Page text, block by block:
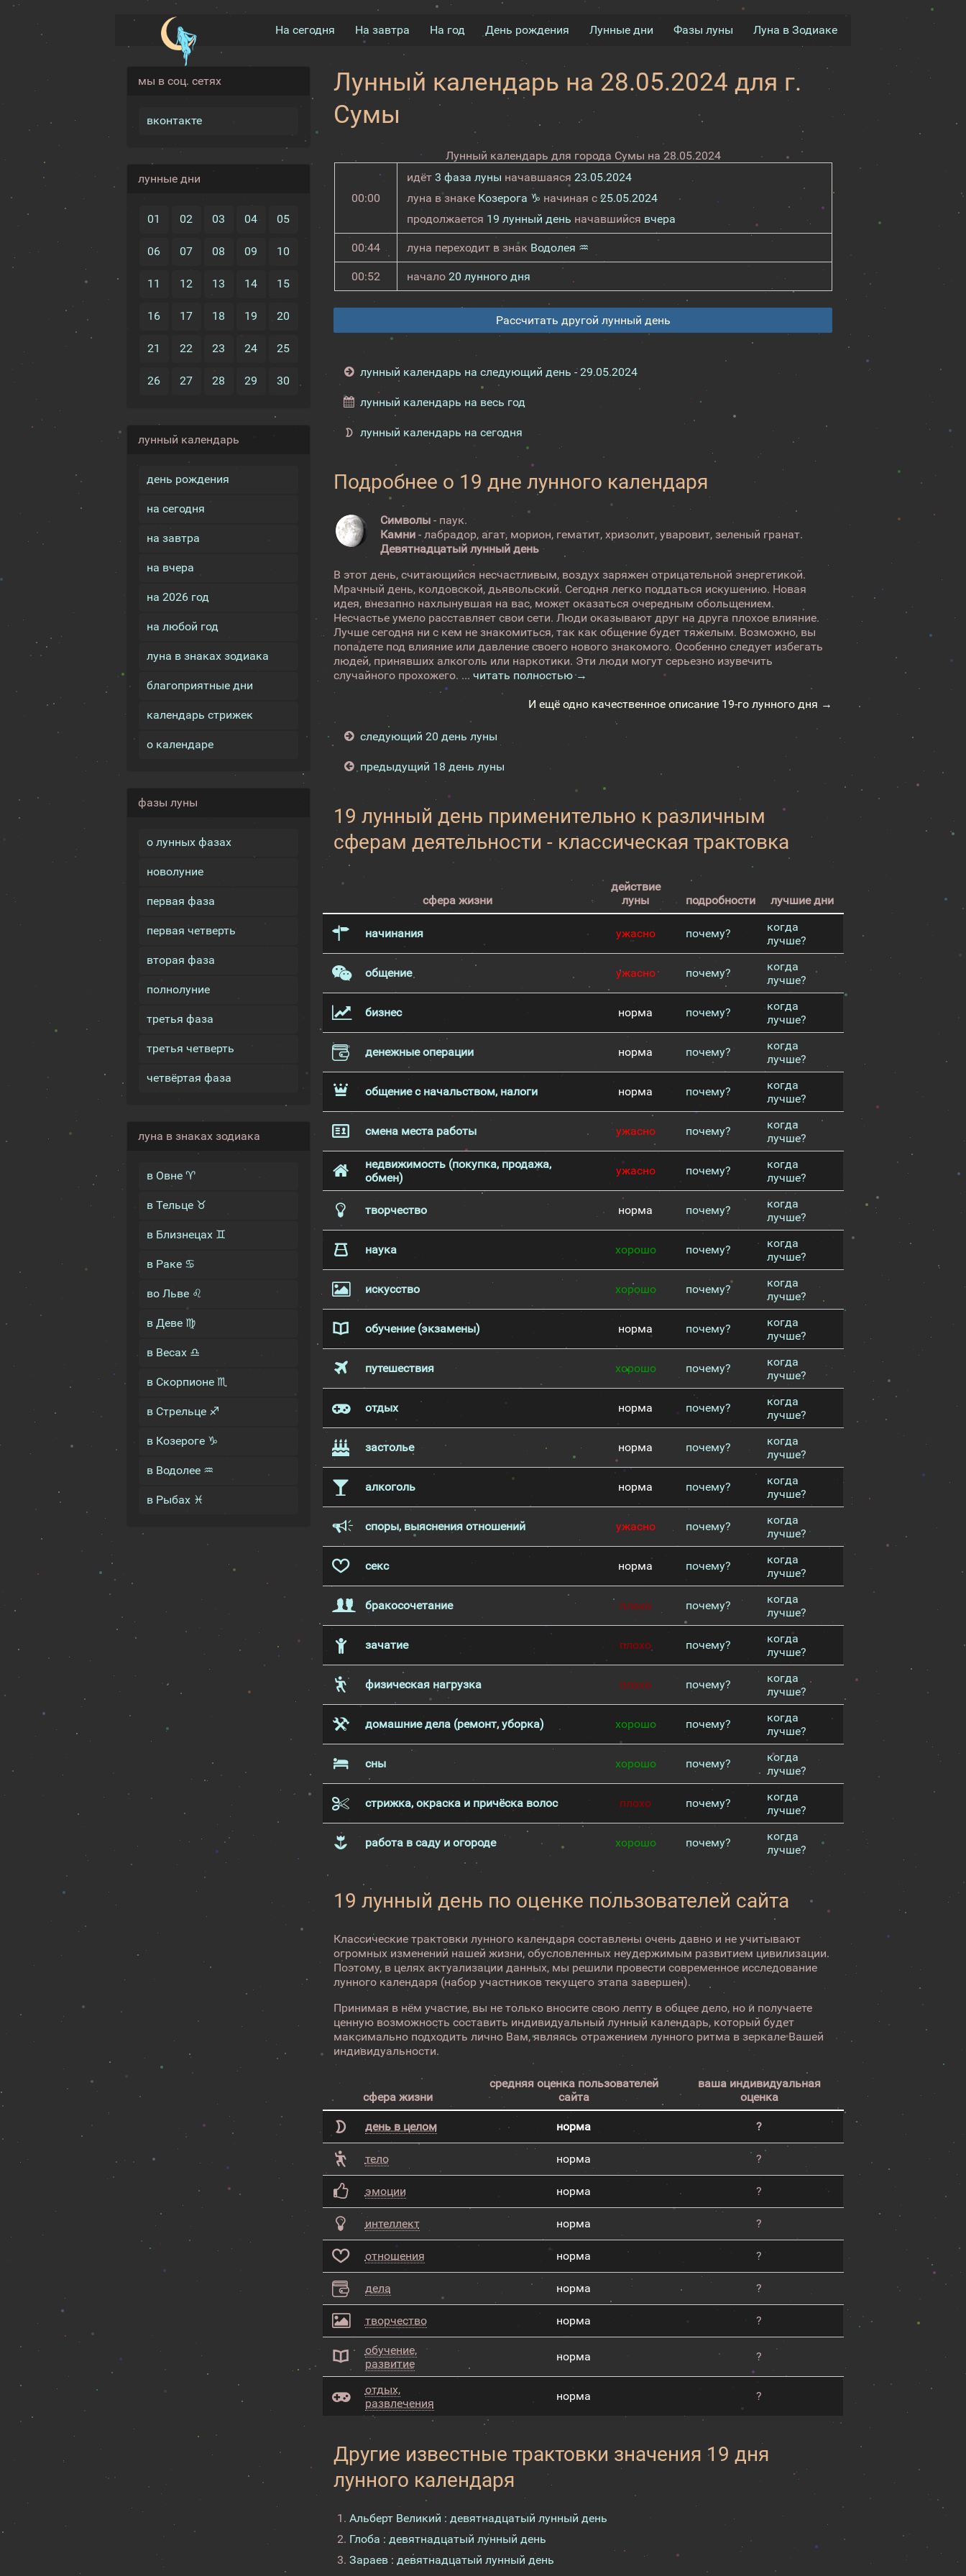
На сегодня На завтра На год День рождения Лунные дни Фазы луны Луна в Зодиаке
мы в соц. сетях
вконтакте
лунные дни
01 02 03 04 05
06 07 08 09 10
11 12 13 14 15
16 17 18 19 20
21 22 23 24 25
26 27 28 29 30
лунный календарь
день рождения
на сегодня
на завтра
на вчера
на 2026 год
на любой год
луна в знаках зодиака
благоприятные дни
календарь стрижек
о календаре
фазы луны
о лунных фазах
новолуние
первая фаза
первая четверть
вторая фаза
полнолуние
третья фаза
третья четверть
четвёртая фаза
луна в знаках зодиака
в Овне ♈
в Тельце ♉
в Близнецах ♊
в Раке ♋
во Льве ♌
в Деве ♍
в Весах ♎
в Скорпионе ♏
в Стрельце ♐
в Козероге ♑
в Водолее ♒
в Рыбах ♓
Лунный календарь на 28.05.2024 для г.
Сумы
Лунный календарь для города Сумы на 28.05.2024
00:00
идёт 3 фаза луны начавшаяся 23.05.2024
луна в знаке Козерога ♑ начиная с 25.05.2024
продолжается 19 лунный день начавшийся вчера
00:44 луна переходит в знак Водолея ♒
00:52 начало 20 лунного дня
Рассчитать другой лунный день
лунный календарь на следующий день - 29.05.2024
лунный календарь на весь год
лунный календарь на сегодня
Подробнее о 19 дне лунного календаря
Символы - паук.
Камни - лабрадор, агат, морион, гематит, хризолит, уваровит, зеленый гранат.
Девятнадцатый лунный день
В этот день, считающийся несчастливым, воздух заряжен отрицательной энергетикой.
Мрачный день, колдовской, дьявольский. Сегодня легко поддаться искушению. Новая
идея, внезапно нахлынувшая на вас, может оказаться очередным обольщением.
Несчастье умело расставляет свои сети. Люди оказывают друг на друга плохое влияние.
Лучше сегодня ни с кем не знакомиться, так как общение будет тяжелым. Возможно, вы
попадете под влияние или давление своего нового знакомого. Особенно следует избегать
людей, принявших алкоголь или наркотики. Эти люди могут серьезно изувечить
случайного прохожего. ...читать полностью →
И ещё одно качественное описание 19-го лунного дня →
следующий 20 день луны
предыдущий 18 день луны
19 лунный день применительно к различным
сферам деятельности - классическая трактовка
сфера жизни
действие
луны
подробности лучшие дни
начинания ужасно почему?
когда
лучше?
общение ужасно почему?
когда
лучше?
бизнес норма почему?
когда
лучше?
денежные операции норма почему?
когда
лучше?
общение с начальством, налоги норма почему?
когда
лучше?
смена места работы ужасно почему?
когда
лучше?
недвижимость (покупка, продажа,
обмен)
ужасно почему?
когда
лучше?
творчество норма почему?
когда
лучше?
наука хорошо почему?
когда
лучше?
искусство хорошо почему?
когда
лучше?
обучение (экзамены) норма почему?
когда
лучше?
путешествия хорошо почему?
когда
лучше?
отдых норма почему?
когда
лучше?
застолье норма почему?
когда
лучше?
алкоголь норма почему?
когда
лучше?
споры, выяснения отношений ужасно почему?
когда
лучше?
секс норма почему?
когда
лучше?
бракосочетание плохо почему?
когда
лучше?
зачатие плохо почему?
когда
лучше?
физическая нагрузка плохо почему?
когда
лучше?
домашние дела (ремонт, уборка) хорошо почему?
когда
лучше?
сны хорошо почему?
когда
лучше?
стрижка, окраска и причёска волос плохо почему?
когда
лучше?
работа в саду и огороде хорошо почему?
когда
лучше?
19 лунный день по оценке пользователей сайта
Классические трактовки лунного календаря составлены очень давно и не учитывают
огромных изменений нашей жизни, обусловленных неудержимым развитием цивилизации.
Поэтому, в целях актуализации данных, мы решили провести современное исследование
лунного календаря (набор участников текущего этапа завершен).
Принимая в нём участие, вы не только вносите свою лепту в общее дело, но и получаете
ценную возможность составить индивидуальный лунный календарь, который будет
максимально подходить лично Вам, являясь отражением лунного ритма в зеркале Вашей
индивидуальности.
сфера жизни
средняя оценка пользователей
сайта
ваша индивидуальная
оценка
день в целом норма ?
тело норма ?
эмоции норма ?
интеллект норма ?
отношения норма ?
дела норма ?
творчество норма ?
обучение,
развитие
норма ?
отдых,
развлечения
норма ?
Другие известные трактовки значения 19 дня
лунного календаря
Альберт Великий : девятнадцатый лунный день
Глоба : девятнадцатый лунный день
Зараев : девятнадцатый лунный день